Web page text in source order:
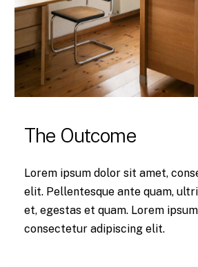
The Outcome
Lorem ipsum dolor sit amet,
elit. Pellentesque ante quam,
et, egestas et quam. Lorem
consectetur adipiscing elit.